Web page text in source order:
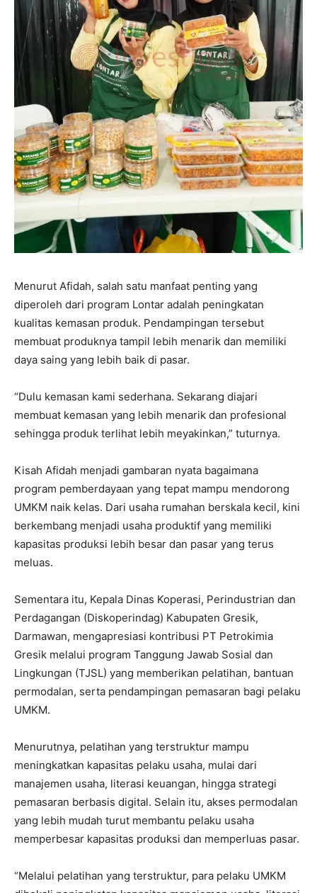
Menurut Afidah, salah satu manfaat penting yang
diperoleh dari program Lontar adalah peningkatan
kualitas kemasan produk. Pendampingan tersebut
membuat produknya tampil lebih menarik dan memiliki
daya saing yang lebih baik di pasar.
“Dulu kemasan kami sederhana. Sekarang diajari
membuat kemasan yang lebih menarik dan profesional
sehingga produk terlihat lebih meyakinkan,” tuturnya.
Kisah Afidah menjadi gambaran nyata bagaimana
program pemberdayaan yang tepat mampu mendorong
UMKM naik kelas. Dari usaha rumahan berskala kecil, kini
berkembang menjadi usaha produktif yang memiliki
kapasitas produksi lebih besar dan pasar yang terus
meluas.
Sementara itu, Kepala Dinas Koperasi, Perindustrian dan
Perdagangan (Diskoperindag) Kabupaten Gresik,
Darmawan, mengapresiasi kontribusi PT Petrokimia
Gresik melalui program Tanggung Jawab Sosial dan
Lingkungan (TJSL) yang memberikan pelatihan, bantuan
permodalan, serta pendampingan pemasaran bagi pelaku
UMKM.
Menurutnya, pelatihan yang terstruktur mampu
meningkatkan kapasitas pelaku usaha, mulai dari
manajemen usaha, literasi keuangan, hingga strategi
pemasaran berbasis digital. Selain itu, akses permodalan
yang lebih mudah turut membantu pelaku usaha
memperbesar kapasitas produksi dan memperluas pasar.
“Melalui pelatihan yang terstruktur, para pelaku UMKM